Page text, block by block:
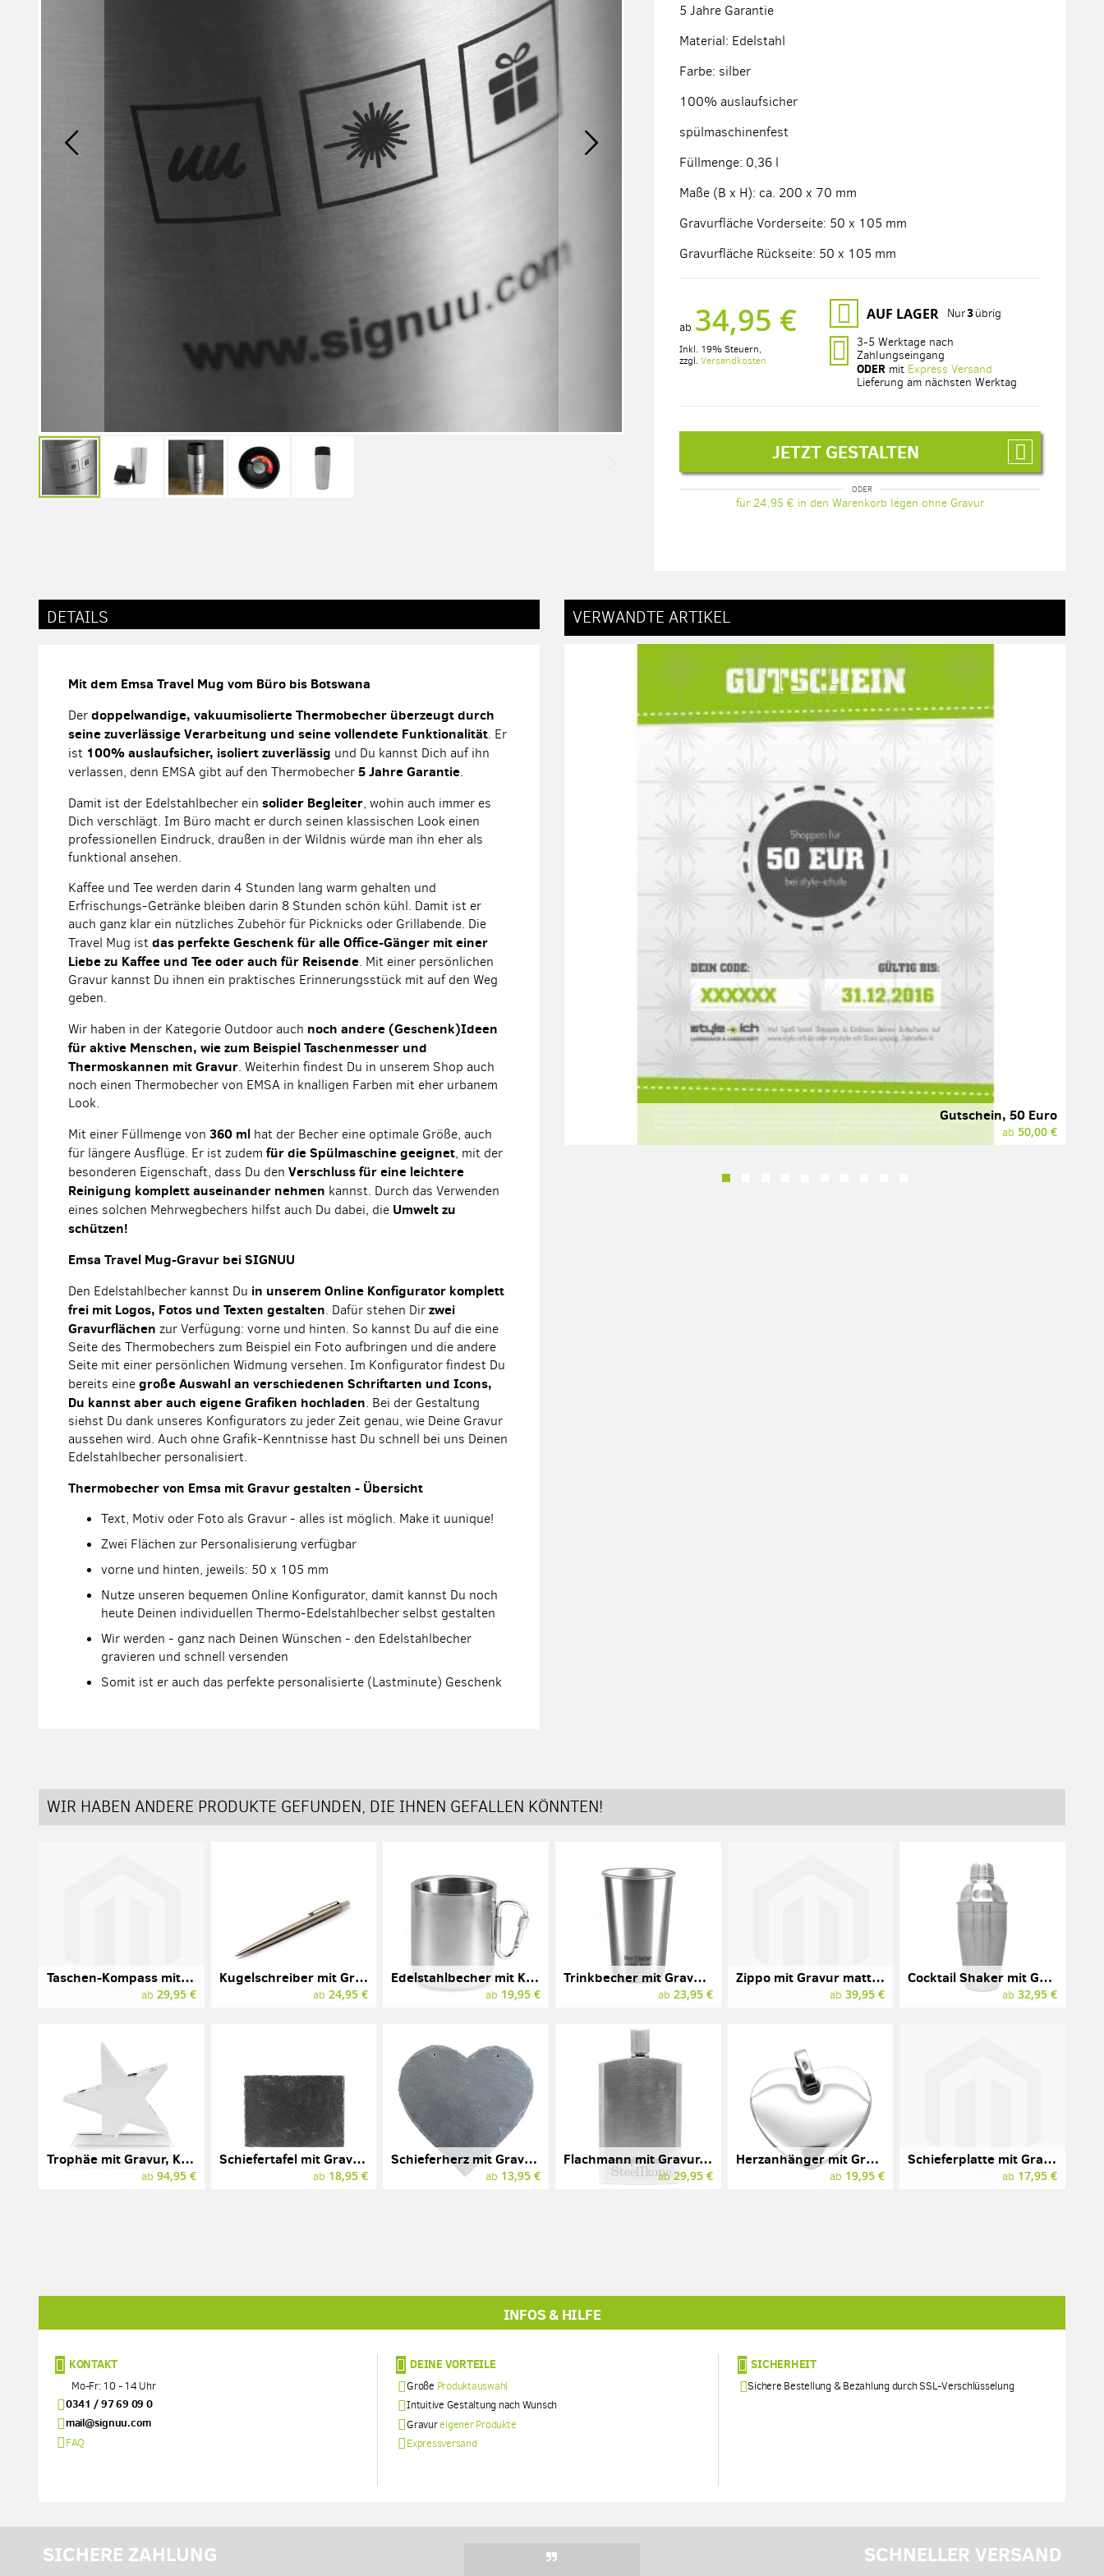
5 Jahre Garantie
Material: Edelstahl
Farbe: silber
100% auslaufsicher
spülmaschinenfest
Füllmenge: 0,36 l
Maße (B x H): ca. 200 x 70 mm
Gravurfläche Vorderseite: 50 x 105 mm
Gravurfläche Rückseite: 50 x 105 mm
ab 34,95 €
Inkl. 19% Steuern,
zzgl. Versandkosten
AUF LAGER Nur3übrig
3-5 Werktage nach
Zahlungseingang
ODER mit Express Versand
Lieferung am nächsten Werktag
JETZT GESTALTEN
für 24,95 € in den Warenkorb legen ohne Gravur
DETAILS
Mit dem Emsa Travel Mug vom Büro bis Botswana
Derdoppelwandige, vakuumisolierte Thermobecher überzeugt durch
seine zuverlässige Verarbeitung und seine vollendete Funktionalität. Er
ist 100% auslaufsicher, isoliert zuverlässig und Du kannst Dich auf ihn
verlassen, denn EMSA gibt auf den Thermobecher5 Jahre Garantie.
Damit ist der Edelstahlbecher ein solider Begleiter, wohin auch immer es
Dich verschlägt. Im Büro macht er durch seinen klassischen Look einen
professionellen Eindruck, draußen in der Wildnis würde man ihn eher als
funktional ansehen.
Kaffee und Tee werden darin 4 Stunden lang warm gehalten und
Erfrischungs-Getränke bleiben darin 8 Stunden schön kühl. Damit ist er
auch ganz klar ein nützliches Zubehör für Picknicks oder Grillabende. Die
Travel Mug istdas perfekte Geschenk für alle Office-Gänger mit einer
Liebe zu Kaffee und Tee oder auch für Reisende. Mit einer persönlichen
Gravur kannst Du ihnen ein praktisches Erinnerungsstück mit auf den Weg
geben.
Wir haben in der Kategorie Outdoor auch noch andere (Geschenk)Ideen
für aktive Menschen, wie zum Beispiel Taschenmesser und
Thermoskannen mit Gravur. Weiterhin findest Du in unserem Shop auch
noch einen Thermobecher von EMSA in knalligen Farben mit eher urbanem
Look.
Mit einer Füllmenge von 360 ml hat der Becher eine optimale Größe, auch
für längere Ausflüge. Er ist zudem für die Spülmaschine geeignet, mit der
besonderen Eigenschaft, dass Du den Verschluss für eine leichtere
Reinigung komplett auseinander nehmen kannst. Durch das Verwenden
eines solchen Mehrwegbechers hilfst auch Du dabei, die Umwelt zu
schützen!
Emsa Travel Mug-Gravur bei SIGNUU
Den Edelstahlbecher kannst Du in unserem Online Konfigurator komplett
frei mit Logos, Fotos und Texten gestalten. Dafür stehen Dirzwei
Gravurflächen zur Verfügung: vorne und hinten. So kannst Du auf die eine
Seite des Thermobechers zum Beispiel ein Foto aufbringen und die andere
Seite mit einer persönlichen Widmung versehen. Im Konfigurator findest Du
bereits einegroße Auswahl an verschiedenen Schriftarten und Icons,
Du kannst aber auch eigene Grafiken hochladen. Bei der Gestaltung
siehst Du dank unseres Konfigurators zu jeder Zeit genau, wie Deine Gravur
aussehen wird. Auch ohne Grafik-Kenntnisse hast Du schnell bei uns Deinen
Edelstahlbecher personalisiert.
Thermobecher von Emsa mit Gravur gestalten - Übersicht
Text, Motiv oder Foto als Gravur - alles ist möglich. Make it uunique!
Zwei Flächen zur Personalisierung verfügbar
vorne und hinten, jeweils: 50 x 105 mm
Nutze unseren bequemen Online Konfigurator, damit kannst Du noch
heute Deinen individuellen Thermo-Edelstahlbecher selbst gestalten
Wir werden - ganz nach Deinen Wünschen - den Edelstahlbecher
gravieren und schnell versenden
Somit ist er auch das perfekte personalisierte (Lastminute) Geschenk
VERWANDTE ARTIKEL
Gutschein, 50 Euro
ab 50,00 €
WIR HABEN ANDERE PRODUKTE GEFUNDEN, DIE IHNEN GEFALLEN KÖNNTEN!
Taschen-Kompass mit Gravur
ab 29,95 €
Kugelschreiber mit Gravur, PARKER JOTTER
ab 24,95 €
Edelstahlbecher mit Karabiner und Gravur, 0,33 l
ab 19,95 €
Trinkbecher mit Gravur, Edelstahl, Pint Cup, KLEAN KANTEEN
ab 23,95 €
Zippo mit Gravur matt-schwarz
ab 39,95 €
Cocktail Shaker mit Gravur, LEOPOLD VIENNA, Edelstahl
ab 32,95 €
Trophäe mit Gravur, Kristallglas, EURO STAR
ab 94,95 €
Schiefertafel mit Gravur, 210 x 150 mm
ab 18,95 €
Schieferherz mit Gravur und Löchern
ab 13,95 €
Flachmann mit Gravur, Edelstahl, Relags, Modell Brush
ab 29,95 €
Herzanhänger mit Gravur, Edelstahl
ab 19,95 €
Schieferplatte mit Gravur, rund, 200 mm
ab 17,95 €
INFOS & HILFE
KONTAKT
Mo-Fr: 10 - 14 Uhr
0341 / 97 69 09 0
mail@signuu.com
FAQ
DEINE VORTEILE
Große Produktauswahl
Intuitive Gestaltung nach Wunsch
Gravureigener Produkte
Expressversand
SICHERHEIT
Sichere Bestellung & Bezahlung durch SSL-Verschlüsselung
SICHERE ZAHLUNG SCHNELLER VERSAND